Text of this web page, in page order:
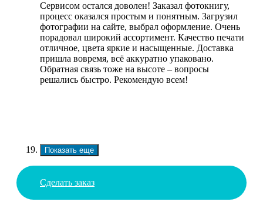
Сервисом остался доволен! Заказал фотокнигу,
процесс оказался простым и понятным. Загрузил
фотографии на сайте, выбрал оформление. Очень
порадовал широкий ассортимент. Качество печати
отличное, цвета яркие и насыщенные. Доставка
пришла вовремя, всё аккуратно упаковано.
Обратная связь тоже на высоте – вопросы
решались быстро. Рекомендую всем!
Показать еще
Сделать заказ